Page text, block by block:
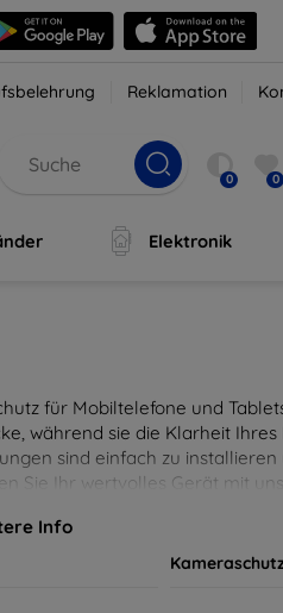
Reklamation
0 0
Elektronik
für Mobiltelefone und
während sie die Klarheit
sind einfach zu
Sie Ihr wertvolles Gerät mit
Info